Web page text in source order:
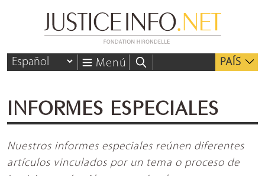
Menú PAÍS
INFORMES ESPECIALES
Nuestros informes especiales reúnen diferentes
artículos vinculados por un tema o proceso de